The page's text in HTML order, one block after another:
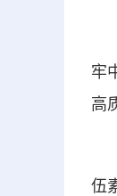
牢
高
伍